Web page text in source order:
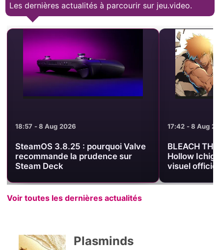
Les dernières actualités à parcourir sur jeu.video.
18:57 - 8 Aug 2026
SteamOS 3.8.25 : pourquoi Valve
recommande la prudence sur
Steam Deck
17:42 - 8 Aug
BLEACH
Hollow
visuel officiel
Voir toutes les dernières actualités
Plasminds